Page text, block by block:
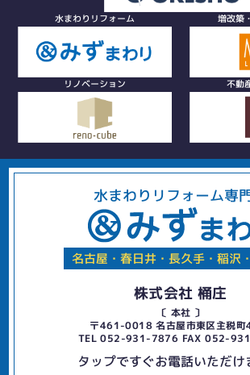
水まわりリフォーム 増改築
リノベーション 不動
水まわりリフォーム専
名古屋・春日井・長久手・稲沢
株式会社 桶庄
〔 本社 〕
〒461-0018 名古屋市東区主税
TEL 052-931-7876 FAX 052-
タップですぐお電話いただけ